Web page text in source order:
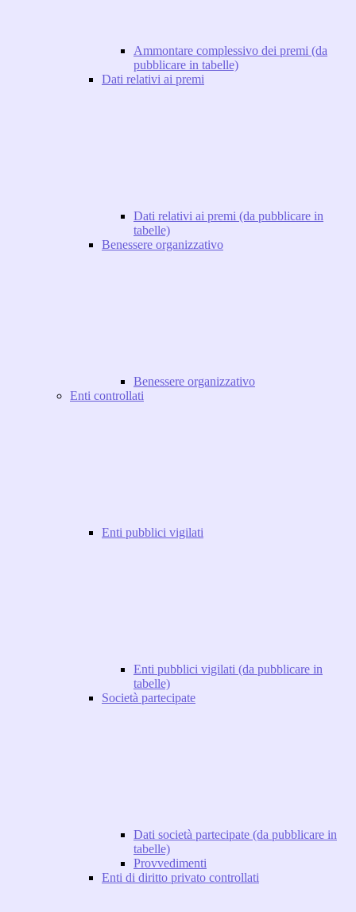
Ammontare complessivo dei premi (da
pubblicare in tabelle)
Dati relativi ai premi
Dati relativi ai premi (da pubblicare in
tabelle)
Benessere organizzativo
Benessere organizzativo
Enti controllati
Enti pubblici vigilati
Enti pubblici vigilati (da pubblicare in
tabelle)
Società partecipate
Dati società partecipate (da pubblicare in
tabelle)
Provvedimenti
Enti di diritto privato controllati